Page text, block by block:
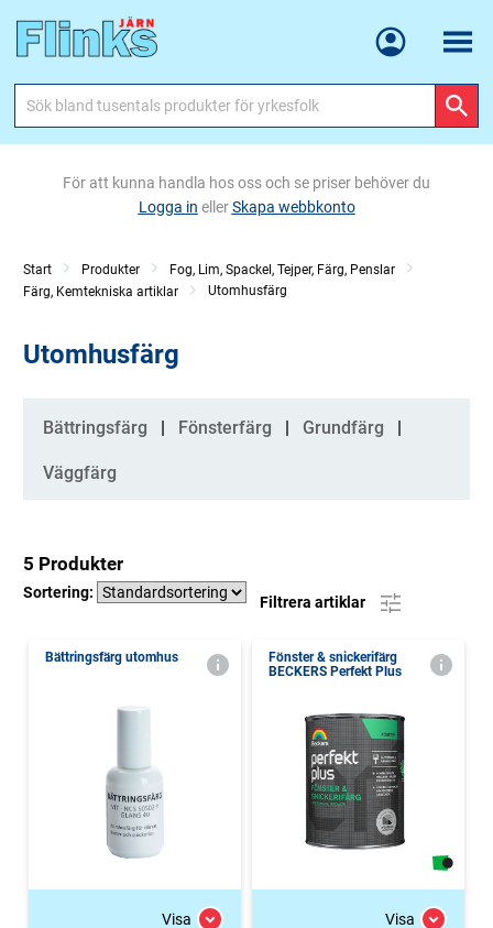
Meny
För att kunna handla hos oss och se priser behöver du
Logga in ellerSkapa webbkonto
Start Produkter
Fog, Lim, Spackel, Tejper, Färg, Penslar
Färg, Kemtekniska artiklar
Utomhusfärg
Utomhusfärg
Kategorier
Bättringsfärg Fönsterfärg Grundfärg
Väggfärg
5 Produkter
Sortering:
Filtrera artiklar
Bättringsfärg utomhus
Visa
Fönster & snickerifärg
BECKERS Perfekt Plus
Visa